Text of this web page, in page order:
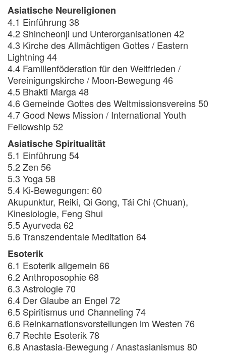
Asiatische Neureligionen
4.1 Einführung 38
4.2 Shincheonji und Unterorganisationen 42
4.3 Kirche des Allmächtigen Gottes / Eastern
Lightning 44
4.4 Familienföderation für den Weltfrieden /
Vereinigungskirche / Moon-Bewegung 46
4.5 Bhakti Marga 48
4.6 Gemeinde Gottes des Weltmissionsvereins 50
4.7 Good News Mission / International Youth
Fellowship 52
Asiatische Spiritualität
5.1 Einführung 54
5.2 Zen 56
5.3 Yoga 58
5.4 Ki-Bewegungen: 60
Akupunktur, Reiki, Qi Gong, Tái Chi (Chuan),
Kinesiologie, Feng Shui
5.5 Ayurveda 62
5.6 Transzendentale Meditation 64
Esoterik
6.1 Esoterik allgemein 66
6.2 Anthroposophie 68
6.3 Astrologie 70
6.4 Der Glaube an Engel 72
6.5 Spiritismus und Channeling 74
6.6 Reinkarnationsvorstellungen im Westen 76
6.7 Rechte Esoterik 78
6.8 Anastasia-Bewegung / Anastasianismus 80